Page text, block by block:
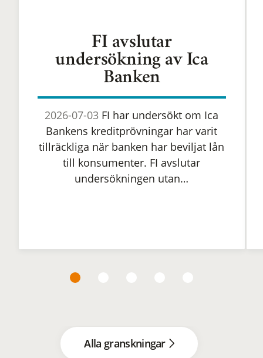
FI avslutar
undersökning av Ica
Banken
2026-07-03 FI har undersökt om Ica
Bankens kreditprövningar har varit
tillräckliga när banken har beviljat lån
till konsumenter. FI avslutar
undersökningen utan…
Alla granskningar